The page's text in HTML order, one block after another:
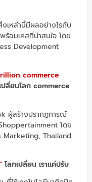
เหล่านี้มีผลอย่างไรกับ
อมเคสที่น่าสนใจ โดย
Development
commerce
ปลี่ยนโลก commerce
ผู้สร้างปรากฎการณ์
โดย
Marketing, Thailand
โลกเปลี่ยน เราแค่ปรับ